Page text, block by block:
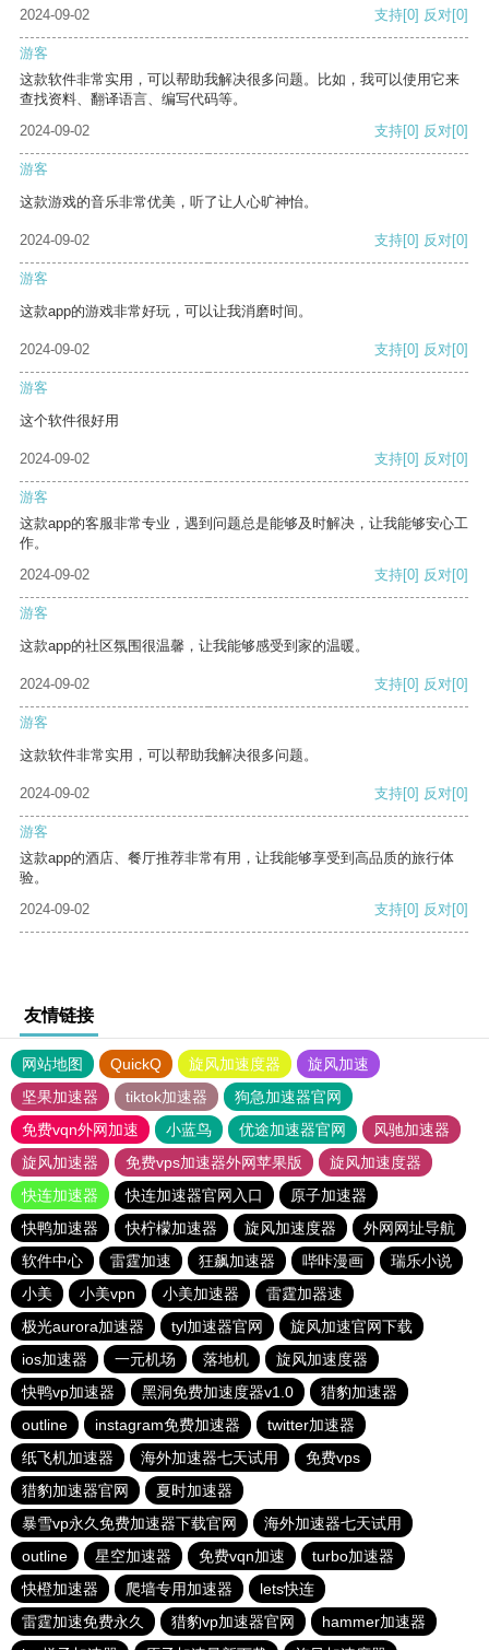
2024-09-02
支持[0] 反对[0]
游客
这款软件非常实用，可以帮助我解决很多问题。比如，我可以使用它来
查找资料、翻译语言、编写代码等。
2024-09-02
支持[0] 反对[0]
游客
这款游戏的音乐非常优美，听了让人心旷神怡。
2024-09-02 支持[0] 反对[0]
游客
这款app的游戏非常好玩，可以让我消磨时间。
2024-09-02 支持[0] 反对[0]
游客
这个软件很好用
2024-09-02 支持[0] 反对[0]
游客
这款app的客服非常专业，遇到问题总是能够及时解决，让我能够安心工
作。
2024-09-02
支持[0] 反对[0]
游客
这款app的社区氛围很温馨，让我能够感受到家的温暖。
2024-09-02 支持[0] 反对[0]
游客
这款软件非常实用，可以帮助我解决很多问题。
2024-09-02 支持[0] 反对[0]
游客
这款app的酒店、餐厅推荐非常有用，让我能够享受到高品质的旅行体
验。
2024-09-02
支持[0] 反对[0]
友情链接
网站地图 QuickQ 旋风加速度器
旋风加速
坚果加速器
tiktok加速器
狗急加速器官网
免费vqn外网加速
小蓝鸟 优途加速器官网
风驰加速器
旋风加速器
免费vps加速器外网苹果版
旋风加速度器
快连加速器
快连加速器官网入口
原子加速器
快鸭加速器
快柠檬加速器 旋风加速度器
外网网址导航
软件中心
雷霆加速 狂飙加速器 哔咔漫画
瑞乐小说
小美
小美vpn 小美加速器
雷霆加器速
极光aurora加速器
tyl加速器官网
旋风加速官网下载
ios加速器
一元机场 落地机
旋风加速度器
快鸭vp加速器
黑洞免费加速度器v1.0
猎豹加速器
outline
instagram免费加速器
twitter加速器
纸飞机加速器
海外加速器七天试用
免费vps
猎豹加速器官网
夏时加速器
暴雪vp永久免费加速器下载官网
海外加速器七天试用
outline
星空加速器 免费vqn加速
turbo加速器
快橙加速器
爬墙专用加速器
lets快连
雷霆加速免费永久
猎豹vp加速器官网
hammer加速器